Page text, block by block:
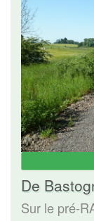
De
Sur le pré-